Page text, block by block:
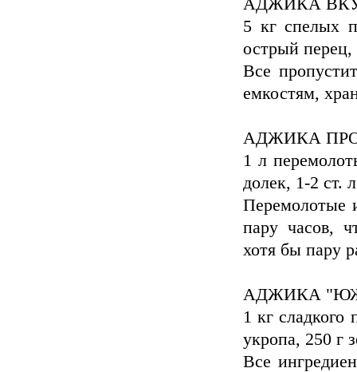
АДЖИКА
5 кг спелых
острый перец,
Все
емкостям,
АДЖИКА
1 л
долек, 1-2 ст.
Перемолотые
пару часов,
хотя бы пару
АДЖИКА
1 кг сладкого
укропа, 250 г
Все